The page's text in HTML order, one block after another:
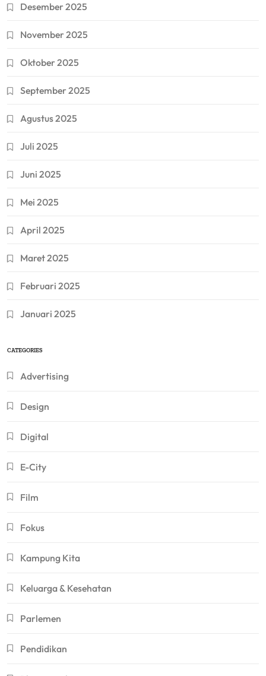
Desember 2025
November 2025
Oktober 2025
September 2025
Agustus 2025
Juli 2025
Juni 2025
Mei 2025
April 2025
Maret 2025
Februari 2025
Januari 2025
CATEGORIES
Advertising
Design
Digital
E-City
Film
Fokus
Kampung Kita
Keluarga & Kesehatan
Parlemen
Pendidikan